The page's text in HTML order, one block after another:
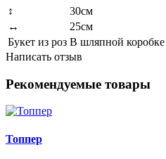
↕
30см
↔
25см
Букет из роз В шляпной коробке
Написать отзыв
Рекомендуемые товары
Топпер